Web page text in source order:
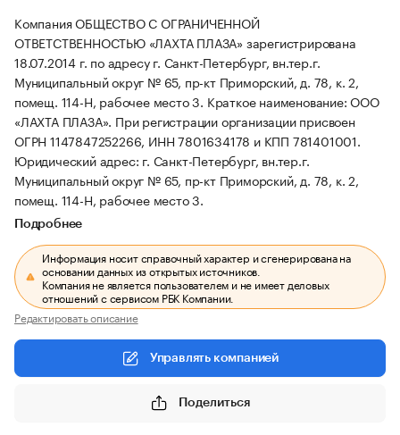
Компания ОБЩЕСТВО С ОГРАНИЧЕННОЙ
ОТВЕТСТВЕННОСТЬЮ «ЛАХТА ПЛАЗА» зарегистрирована
18.07.2014 г. по адресу г. Санкт-Петербург, вн.тер.г.
Муниципальный округ № 65, пр-кт Приморский, д. 78, к. 2,
помещ. 114-Н, рабочее место 3. Краткое наименование: ООО
«ЛАХТА ПЛАЗА». При регистрации организации присвоен
ОГРН 1147847252266, ИНН 7801634178 и КПП 781401001.
Юридический адрес: г. Санкт-Петербург, вн.тер.г.
Муниципальный округ № 65, пр-кт Приморский, д. 78, к. 2,
помещ. 114-Н, рабочее место 3.
Подробнее
Информация носит справочный характер и сгенерирована на
основании данных из открытых источников.
Компания не является пользователем и не имеет деловых
отношений с сервисом РБК Компании.
Редактировать описание
Управлять компанией
Поделиться